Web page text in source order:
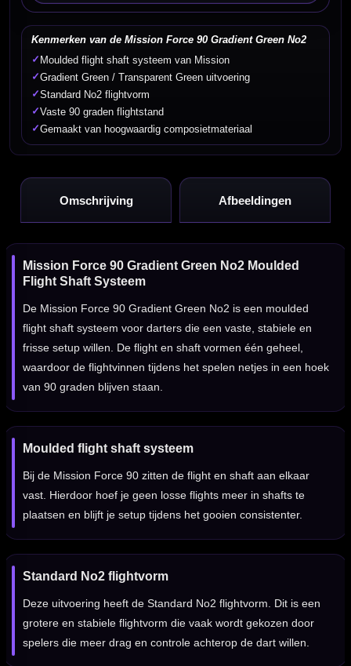
Kenmerken van de Mission Force 90 Gradient Green No2
✓ Moulded flight shaft systeem van Mission
✓Gradient Green / Transparent Green uitvoering
✓Standard No2 flightvorm
✓Vaste 90 graden flightstand
✓Gemaakt van hoogwaardig composietmateriaal
Omschrijving Afbeeldingen
Mission Force 90 Gradient Green No2 Moulded
Flight Shaft Systeem
De Mission Force 90 Gradient Green No2 is een moulded
flight shaft systeem voor darters die een vaste, stabiele en
frisse setup willen. De flight en shaft vormen één geheel,
waardoor de flightvinnen tijdens het spelen netjes in een hoek
van 90 graden blijven staan.
Moulded flight shaft systeem
Bij de Mission Force 90 zitten de flight en shaft aan elkaar
vast. Hierdoor hoef je geen losse flights meer in shafts te
plaatsen en blijft je setup tijdens het gooien consistenter.
Standard No2 flightvorm
Deze uitvoering heeft de Standard No2 flightvorm. Dit is een
grotere en stabiele flightvorm die vaak wordt gekozen door
spelers die meer drag en controle achterop de dart willen.